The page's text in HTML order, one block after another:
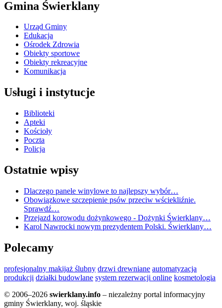
Gmina Świerklany
Urząd Gminy
Edukacja
Ośrodek Zdrowia
Obiekty sportowe
Obiekty rekreacyjne
Komunikacja
Usługi i instytucje
Biblioteki
Apteki
Kościoły
Poczta
Policja
Ostatnie wpisy
Dlaczego panele winylowe to najlepszy wybór…
Obowiązkowe szczepienie psów przeciw wściekliźnie.
Sprawdź…
Przejazd korowodu dożynkowego - Dożynki Świerklany…
Karol Nawrocki nowym prezydentem Polski. Świerklany…
Polecamy
profesjonalny makijaż ślubny drzwi drewniane automatyzacja
produkcji działki budowlane system rezerwacji online kosmetologia
© 2006–2026 swierklany.info – niezależny portal informacyjny
gminy Świerklany, woj. śląskie